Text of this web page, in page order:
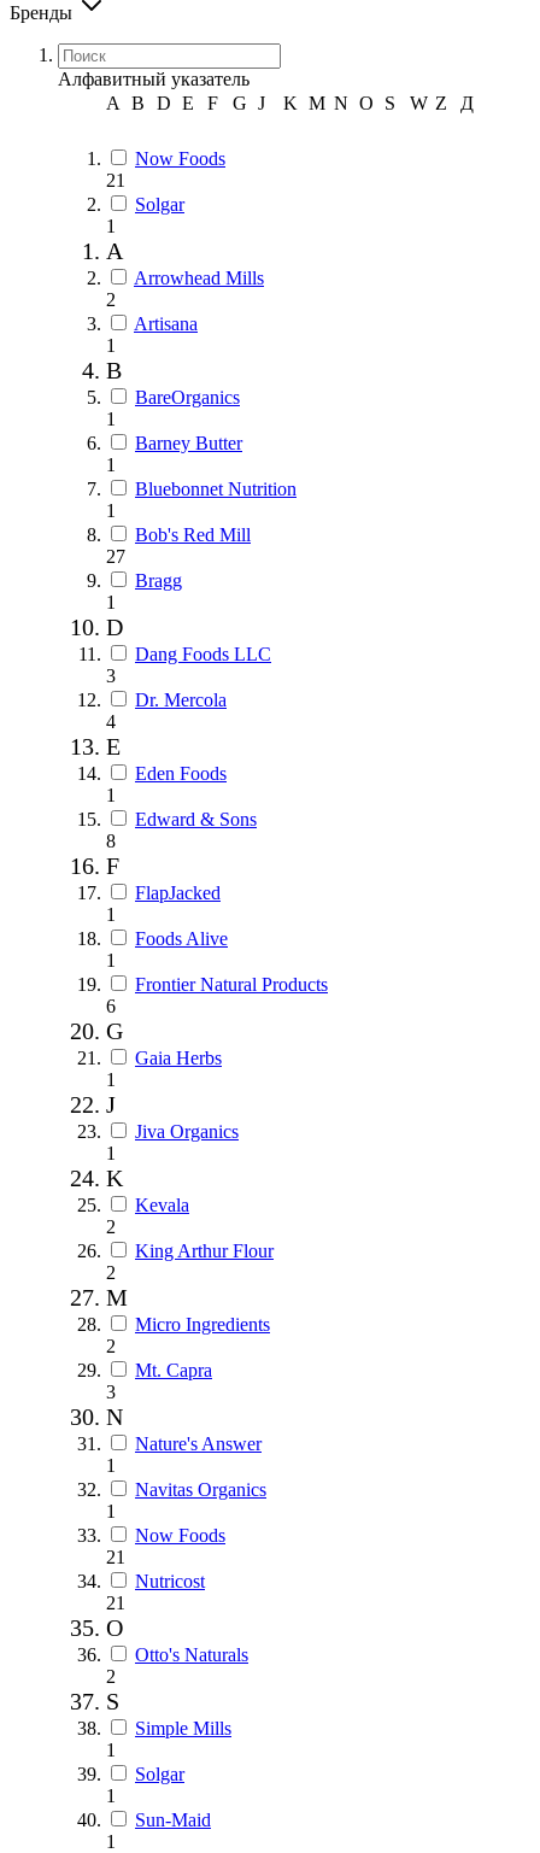
Бренды
Алфавитный указатель
A
B D E F G J K M N O S W Z Д
Now Foods
21
Solgar
1
A
Arrowhead Mills
2
Artisana
1
B
BareOrganics
1
Barney Butter
1
Bluebonnet Nutrition
1
Bob's Red Mill
27
Bragg
1
D
Dang Foods LLC
3
Dr. Mercola
4
E
Eden Foods
1
Edward & Sons
8
F
FlapJacked
1
Foods Alive
1
Frontier Natural Products
6
G
Gaia Herbs
1
J
Jiva Organics
1
K
Kevala
2
King Arthur Flour
2
M
Micro Ingredients
2
Mt. Capra
3
N
Nature's Answer
1
Navitas Organics
1
Now Foods
21
Nutricost
21
O
Otto's Naturals
2
S
Simple Mills
1
Solgar
1
Sun-Maid
1